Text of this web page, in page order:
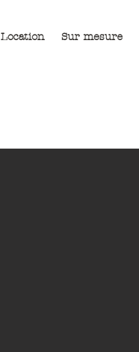
Location Sur mesure